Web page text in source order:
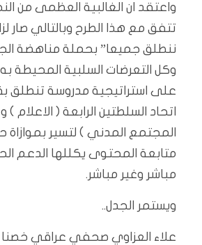
واعتقد ان الغالبية العظمى من
تتفق مع هذا الطرح وبالتالي صار
ننطلق جميعا” بحملة مناهضة
وكل التعرضات السلبية المحيطة به
على استراتيجية مدروسة تنطلق
اتحاد السلطتين الرابعة ( الاعلام
المجتمع المدني ) لتسير بموازاة
متابعة المحتوى يكللها الدعم
مباشر وغير مباشر.
ويستمر الجدل..
علاء العزاوي صحفي عراقي خصنا